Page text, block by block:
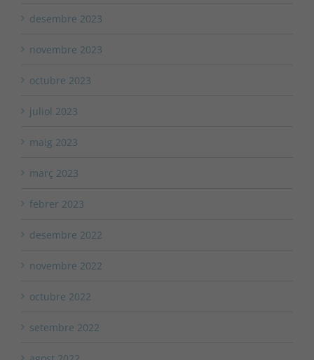
desembre 2023
novembre 2023
octubre 2023
juliol 2023
maig 2023
març 2023
febrer 2023
desembre 2022
novembre 2022
octubre 2022
setembre 2022